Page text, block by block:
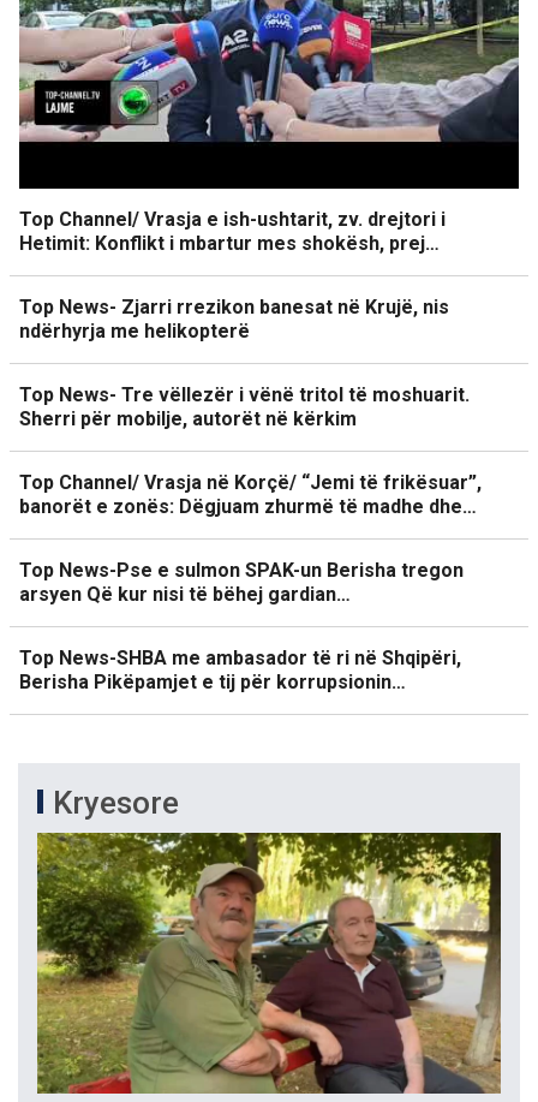
Top Channel/ Vrasja e ish-ushtarit, zv. drejtori i
Hetimit: Konflikt i mbartur mes shokësh, prej…
Top News- Zjarri rrezikon banesat në Krujë, nis
ndërhyrja me helikopterë
Top News- Tre vëllezër i vënë tritol të moshuarit.
Sherri për mobilje, autorët në kërkim
Top Channel/ Vrasja në Korçë/ “Jemi të frikësuar”,
banorët e zonës: Dëgjuam zhurmë të madhe dhe…
Top News-Pse e sulmon SPAK-un Berisha tregon
arsyen Që kur nisi të bëhej gardian…
Top News-SHBA me ambasador të ri në Shqipëri,
Berisha Pikëpamjet e tij për korrupsionin…
Kryesore